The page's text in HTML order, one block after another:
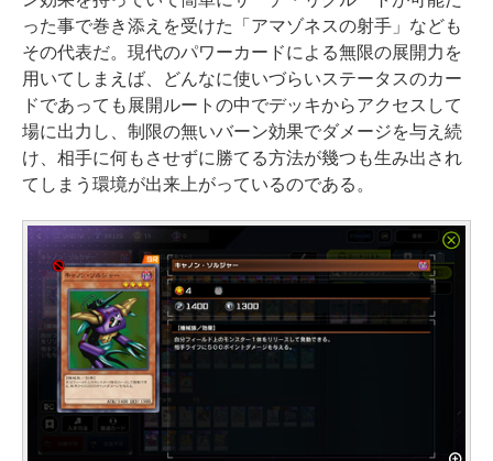
った事で巻き添えを受けた「アマゾネスの射手」なども
その代表だ。現代のパワーカードによる無限の展開力を
用いてしまえば、どんなに使いづらいステータスのカー
ドであっても展開ルートの中でデッキからアクセスして
場に出力し、制限の無いバーン効果でダメージを与え続
け、相手に何もさせずに勝てる方法が幾つも生み出され
てしまう環境が出来上がっているのである。